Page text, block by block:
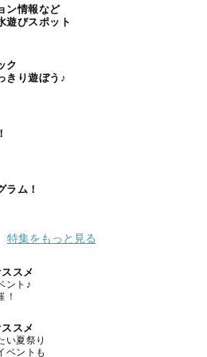
ン情報など
遊びスポット
ク
きり遊ぼう♪
ラム！
特集をもっと見る
スメ
ント♪
！
スメ
い夏祭り
ベントも